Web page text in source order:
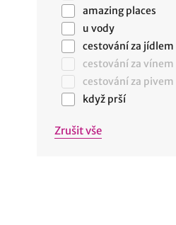
amazing places
u vody
cestování za jídlem
cestování za vínem
cestování za pivem
když prší
Zrušit vše